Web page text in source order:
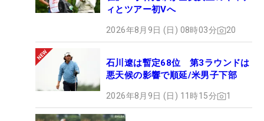
ィとツアー初Vへ
2026年8月9日 (日) 08時03分 20
石川遼は暫定68位 第3ラウンドは
悪天候の影響で順延/米男子下部
2026年8月9日 (日) 11時15分 1